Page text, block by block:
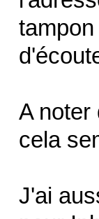
A noter
cela
J'ai